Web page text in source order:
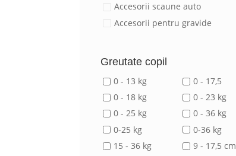
Accesorii scaune auto
Accesorii pentru gravide
Greutate copil
0 - 13 kg
0 - 17,5
0 - 18 kg
0 - 23 kg
0 - 25 kg
0 - 36 kg
0-25 kg
0-36 kg
15 - 36 kg
9 - 17,5 cm